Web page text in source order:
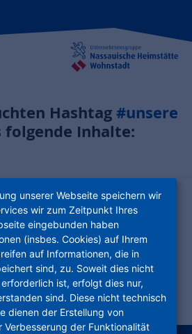
Hashtag #unsere
folgende Inhalte:
NHW-Mietermodels
unserer Webseite speichern wir
wir zum Zeitpunkt Ihres
eingebunden haben
(insbes. Cookies) auf Ihrem
auf Informationen, die in
sind, zu. Soweit dies nicht
ist, erfolgt dies nur,
sind. Diese nicht technisch
dienen der Erstellung von
Verbesserung der Funktionalität